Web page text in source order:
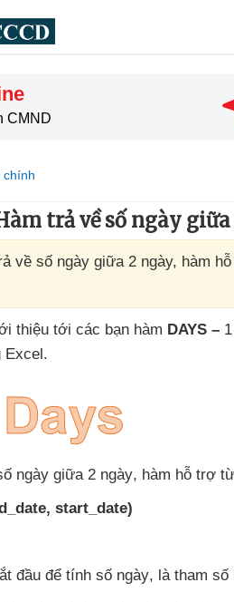
CMND
chính
trả về số ngày
về số ngày giữa 2 ngày, hàm
thiệu tới các bạn hàm DAYS –
Excel.
ngày giữa 2 ngày, hàm hỗ trợ
, start_date)
đầu để tính số ngày, là tham số